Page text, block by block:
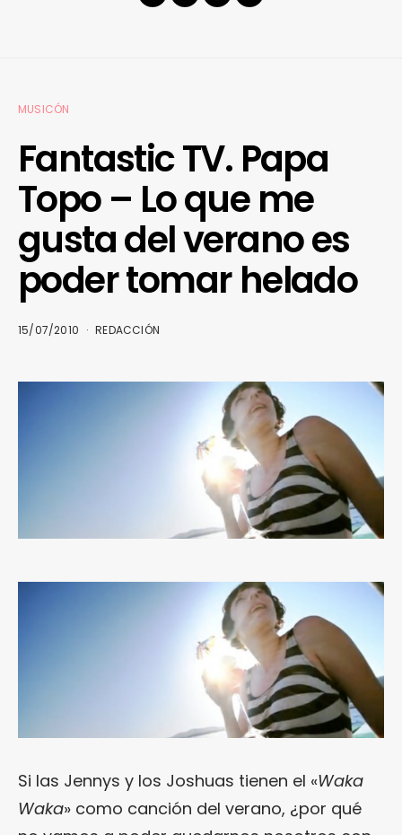
MUSICÓN
Fantastic TV. Papa
Topo – Lo que me
gusta del verano es
poder tomar helado
15/07/2010 REDACCIÓN
Si las Jennys y los Joshuas tienen el «Waka
Waka» como canción del verano, ¿por qué